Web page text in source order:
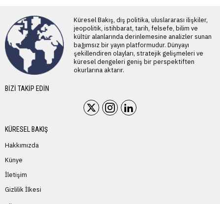
Küresel Bakış, dış politika, uluslararası ilişkiler,
jeopolitik, istihbarat, tarih, felsefe, bilim ve
kültür alanlarında derinlemesine analizler sunan
bağımsız bir yayın platformudur. Dünyayı
şekillendiren olayları, stratejik gelişmeleri ve
küresel dengeleri geniş bir perspektiften
okurlarına aktarır.
BIZI TAKIP EDIN
KÜRESEL BAKIŞ
Hakkımızda
Künye
İletişim
Gizlilik İlkesi